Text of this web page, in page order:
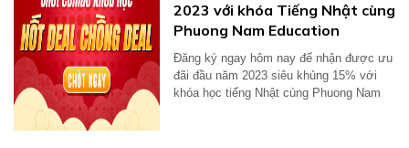
2023 với khóa Tiếng Nhật cùng
Phuong Nam Education
Đăng ký ngay hôm nay để nhận được ưu
đãi đầu năm 2023 siêu khủng 15% với
khóa học tiếng Nhật cùng Phuong Nam